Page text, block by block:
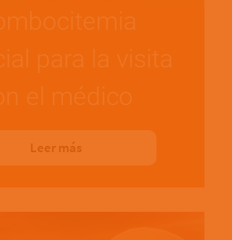
para la visita
el médico
Leer más